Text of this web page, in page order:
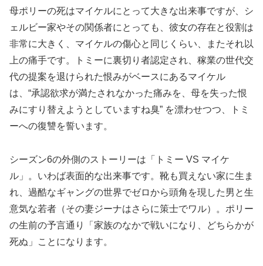
母ポリーの死はマイケルにとって大きな出来事ですが、シ
ェルビー家やその関係者にとっても、彼女の存在と役割は
非常に大きく、マイケルの傷心と同じくらい、またそれ以
上の痛手です。トミーに裏切り者認定され、稼業の世代交
代の提案を退けられた恨みがベースにあるマイケル
は、“承認欲求が満たされなかった痛みを、母を失った恨
みにすり替えようとしていますね臭” を漂わせつつ、トミ
ーへの復讐を誓います。
シーズン6の外側のストーリーは「トミー VS マイケ
ル」。いわば表面的な出来事です。靴も買えない家に生ま
れ、過酷なギャングの世界でゼロから頭角を現した男と生
意気な若者（その妻ジーナはさらに策士でワル）。ポリー
の生前の予言通り「家族のなかで戦いになり、どちらかが
死ぬ」ことになります。